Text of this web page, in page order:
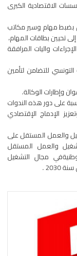
مع المؤسسات الاقتصادية الكبرى
1930 لسنة 1997 والمتعلق بضبط مهام وسير مكاتب
تحيين بطاقات المهام،
واليات المرافقة
التونسي للتضامن لتأمين
وإطارات الوكالة.
على دور هذه الندوات
الإدماج الإقتصادي
والعمل المستقل على
والعمل المستقل
مجال التشغيل
.